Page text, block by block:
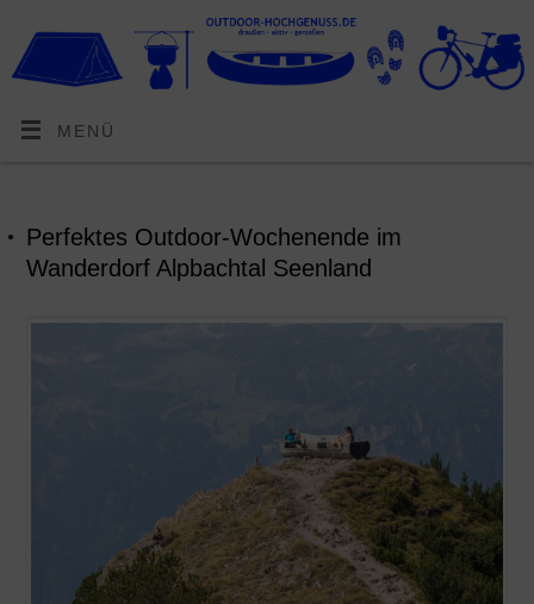
MENÜ
Perfektes Outdoor-Wochenende im
Wanderdorf Alpbachtal Seenland